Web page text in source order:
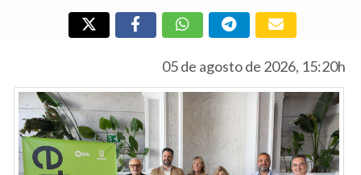
05 de agosto de 2026, 15:20h